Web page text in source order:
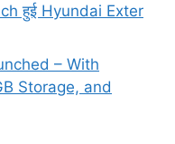
हुई Hyundai Exter
– With
Storage, and